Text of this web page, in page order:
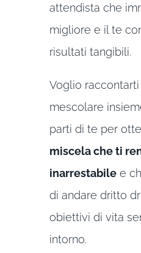
attendista che
migliore e il te
risultati tangibili.
Voglio
mescolare
parti di te per
miscela che ti
inarrestabilee
di andare dritto
obiettivi di vita
intorno.